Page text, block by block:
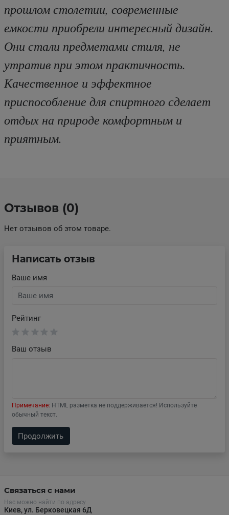
прошлом столетии, современные
емкости приобрели интересный дизайн.
Они стали предметами стиля, не
утратив при этом практичность.
Качественное и эффектное
приспособление для спиртного сделает
отдых на природе комфортным и
приятным.
Отзывов (0)
Нет отзывов об этом товаре.
Написать отзыв
Ваше имя
Рейтинг
Ваш отзыв
Примечание: HTML разметка не поддерживается! Используйте
обычный текст.
Продолжить
Связаться с нами
Нас можно найти по адресу
Киев, ул. Берковецкая 6Д